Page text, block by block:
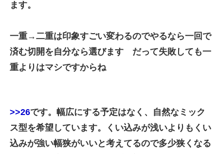
ます。
一重→二重は印象すごい変わるのでやるなら一回で
済む切開を自分なら選びます だって失敗しても一
重よりはマシですからね
>>26です。幅広にする予定はなく、自然なミック
ス型を希望しています。くい込みが浅いよりもくい
込みが強い幅狭がいいと考えてるので多少狭くなる